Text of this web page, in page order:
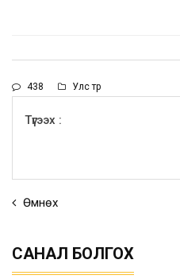
438 Улс төр
Түгээх :
Өмнөх
САНАЛ БОЛГОХ